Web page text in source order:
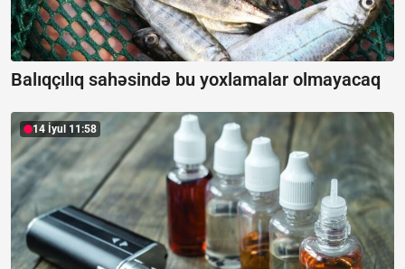
Balıqçılıq sahəsində bu yoxlamalar olmayacaq
14 İyul 11:58